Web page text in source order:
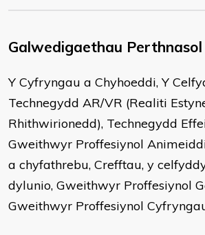
Galwedigaethau Perthnasol
Y Cyfryngau a Chyhoeddi, Y
Technegydd AR/VR (Realiti
Rhithwirionedd), Technegydd
Gweithwyr Proffesiynol
a chyfathrebu, Crefftau, y
dylunio, Gweithwyr Proffesiynol
Gweithwyr Proffesiynol